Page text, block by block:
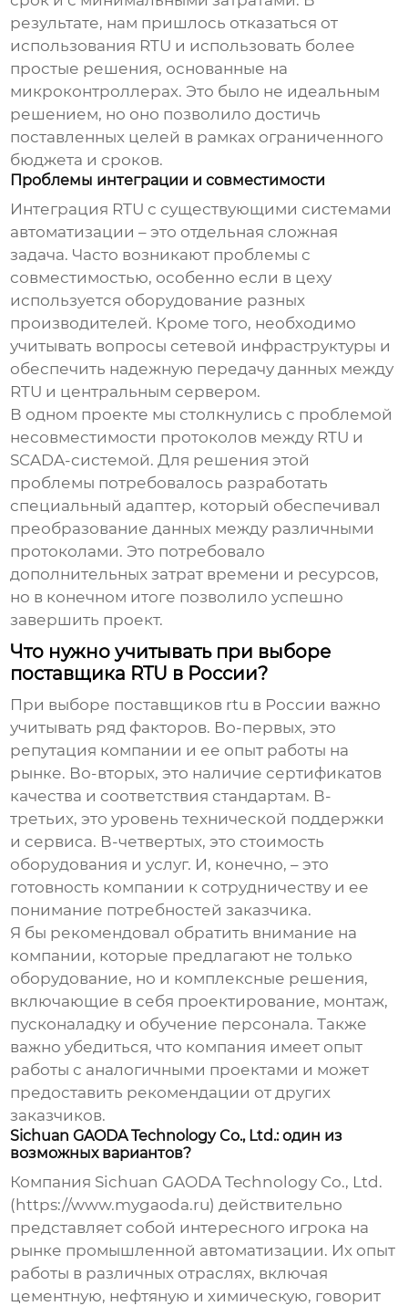
результате, нам пришлось отказаться от
использования RTU и использовать более
простые решения, основанные на
микроконтроллерах. Это было не идеальным
решением, но оно позволило достичь
поставленных целей в рамках ограниченного
бюджета и сроков.
Проблемы интеграции и совместимости
Интеграция RTU с существующими системами
автоматизации – это отдельная сложная
задача. Часто возникают проблемы с
совместимостью, особенно если в цеху
используется оборудование разных
производителей. Кроме того, необходимо
учитывать вопросы сетевой инфраструктуры и
обеспечить надежную передачу данных между
RTU и центральным сервером.
В одном проекте мы столкнулись с проблемой
несовместимости протоколов между RTU и
SCADA-системой. Для решения этой
проблемы потребовалось разработать
специальный адаптер, который обеспечивал
преобразование данных между различными
протоколами. Это потребовало
дополнительных затрат времени и ресурсов,
но в конечном итоге позволило успешно
завершить проект.
Что нужно учитывать при выборе
поставщика RTU в России?
При выборе поставщиков rtu в России важно
учитывать ряд факторов. Во-первых, это
репутация компании и ее опыт работы на
рынке. Во-вторых, это наличие сертификатов
качества и соответствия стандартам. В-
третьих, это уровень технической поддержки
и сервиса. В-четвертых, это стоимость
оборудования и услуг. И, конечно, – это
готовность компании к сотрудничеству и ее
понимание потребностей заказчика.
Я бы рекомендовал обратить внимание на
компании, которые предлагают не только
оборудование, но и комплексные решения,
включающие в себя проектирование, монтаж,
пусконаладку и обучение персонала. Также
важно убедиться, что компания имеет опыт
работы с аналогичными проектами и может
предоставить рекомендации от других
заказчиков.
Sichuan GAODA Technology Co., Ltd.: один из
возможных вариантов?
Компания Sichuan GAODA Technology Co., Ltd.
(https://www.mygaoda.ru) действительно
представляет собой интересного игрока на
рынке промышленной автоматизации. Их опыт
работы в различных отраслях, включая
цементную, нефтяную и химическую, говорит